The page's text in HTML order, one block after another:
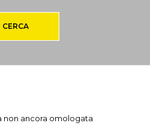
CERCA
non ancora omologata